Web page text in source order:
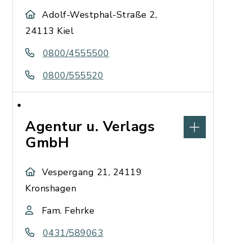
Adolf-Westphal-Straße 2,
24113 Kiel
0800/4555500
0800/555520
Agentur u. Verlags
GmbH
Vespergang 21, 24119
Kronshagen
Fam. Fehrke
0431/589063